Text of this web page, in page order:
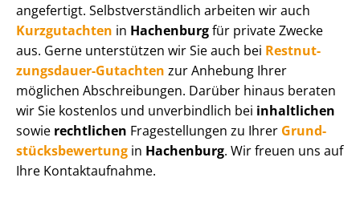
angefertigt. Selbst­ver­ständ­lich arbeiten wir auch
Kurzgutachten in Hachenburgfür private Zwecke
aus. Gerne unterstützen wir Sie auch bei Rest­nut­
zungs­dau­er-Gutachten zur Anhebung Ihrer
möglichen Abschreibungen. Darüber hinaus beraten
wir Sie kostenlos und unverbindlich bei inhaltlichen
sowie rechtlichen Fragestellungen zu Ihrer Grund­
stücks­be­wer­tung in Hachenburg. Wir freuen uns auf
Ihre Kontaktaufnahme.